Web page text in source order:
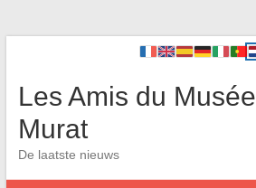
Les Amis du Musée
Murat
De laatste nieuws